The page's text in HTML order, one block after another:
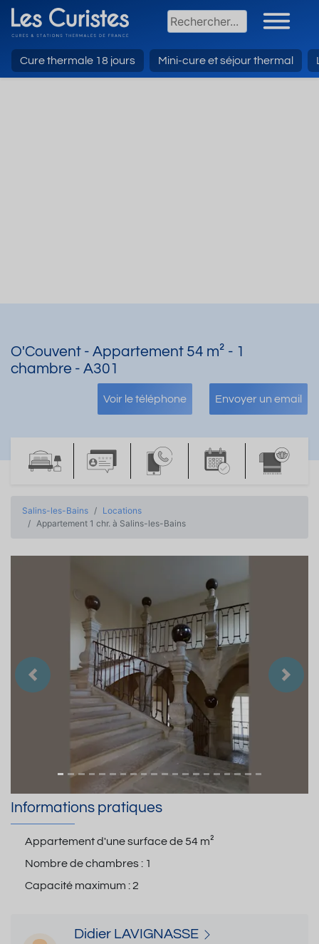
Cure thermale 18 jours Mini-cure et séjour thermal
O'Couvent - Appartement 54 m² - 1
chambre - A301
Voir le téléphone Envoyer un email
Salins-les-Bains
Locations
Appartement 1 chr. à Salins-les-Bains
Précedent
Informations pratiques
Appartement d'une surface de54 m²
Nombre de chambres : 1
Capacité maximum :2
Didier LAVIGNASSE